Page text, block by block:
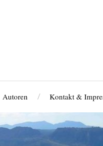
Autoren Kontakt &